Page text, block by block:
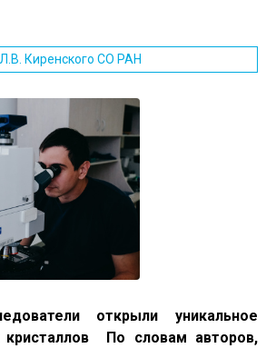
Киренского СО РАН
открыли уникальное
кристаллов По словам авторов,